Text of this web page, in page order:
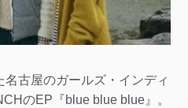
古屋のガールズ・インディ
のEP『blue blue blue』。